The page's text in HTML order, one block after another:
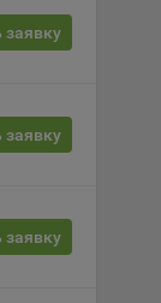
заявку
заявку
заявку